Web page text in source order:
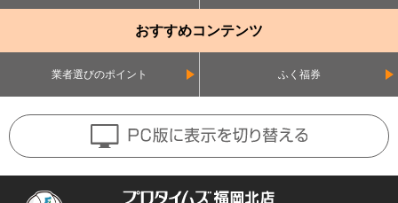
おすすめコンテンツ
業者選びのポイント ふく福券